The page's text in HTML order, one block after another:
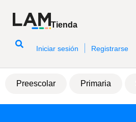
Tienda
Iniciar sesión Registrarse
Preescolar Primaria